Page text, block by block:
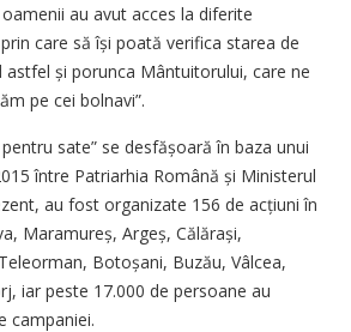
au avut acces la diferite
care să își poată verifica starea de
astfel și porunca Mântuitorului, care ne
pe cei bolnavi”.
sate” se desfă­șoa­ră în baza unui
între Patriarhia Română și Ministerul
au fost organizate 156 de acțiuni în
Maramureș, Argeș, Că­lă­rași,
Botoșani, Buzău, Vâlcea,
iar peste 17.000 de persoane au
campaniei.